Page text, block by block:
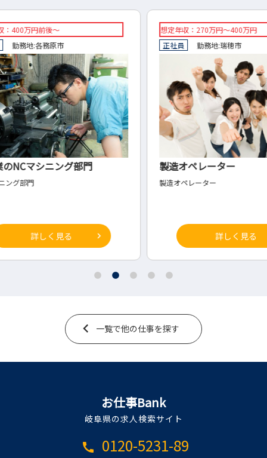
想定年収：270万円～400万円
正社員
製造オペレーター
◇想定
一覧で他の仕事を探す
お仕事Bank
岐阜県の求人検索サイト
call 0120-5231-89